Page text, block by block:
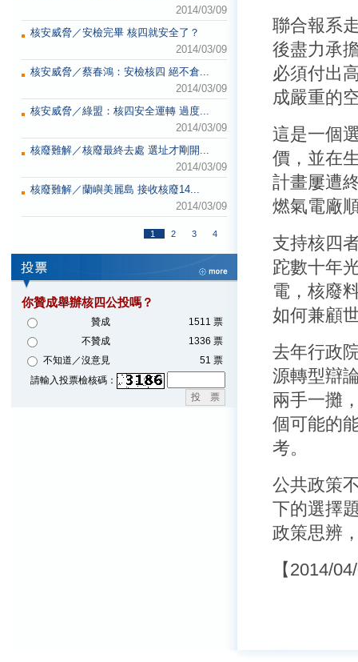
2014/03/09
核安威脅／安檢完畢 核四就安全了？
2014/03/09
核安威脅／蔡春鴻：安檢核四 絕不倉...
2014/03/09
核安威脅／綠盟：核四安全運轉 過度...
2014/03/09
核廢難解／核廢最終去處 選址才剛開...
2014/03/09
核廢難解／蘭嶼美麗島 接收核廢14...
2014/03/09
1 2 3 4
你贊成舉辦核四公投嗎？
贊成
1511 票
不贊成
1336 票
不知道／沒意見
51 票
請輸入投票檢核碼：
聯合報系
後盡力承
必須付出
成嚴重的
這是一個
價，並在
計畫屢遭
燃氣電廠
支持核四
跎數十年
電，核廢
如何兼顧
去年行政
源轉型辯
兩手一攤
個可能的
考。
公共政策
下的選擇
政策思辨
【2014/